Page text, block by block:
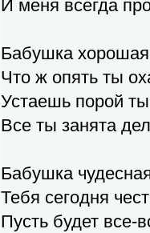
И меня всегда
Бабушка
Что ж опять ты
Устаешь порой
Все ты занята
Бабушка
Тебя сегодня
Пусть будет все-